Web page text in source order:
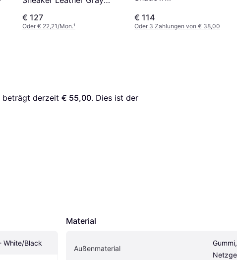
€ 127
Oder € 22,21/Mon.¹
€ 114
Oder 3 Zahlungen von € 38,00
beträgt derzeit € 55,00. Dies ist der
White/Black
Material
Außenmaterial